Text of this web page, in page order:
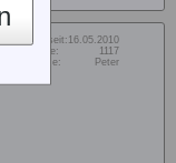
Dabei seit: 16.05.2010
Beiträge:
1117
Vorname:
Peter